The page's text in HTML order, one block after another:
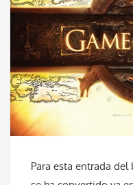
Para esta entrada